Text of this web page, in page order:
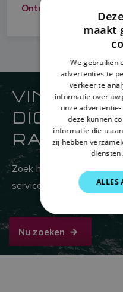
Ontdek meer
VIND UW
Zoek hier in het
servicedealers van
Nu zoeken
maakt
We gebruiken
advertenties te
verkeer te
informatie over uw
onze
deze kunnen
informatie die u
zij hebben
diensten.
ALLES